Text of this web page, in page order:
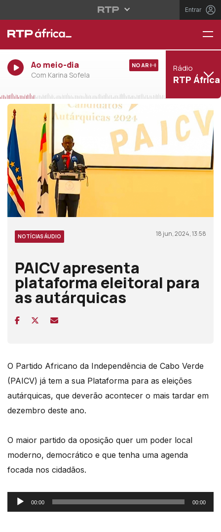
Entrar
Ao meio-dia
Com Karina Sofela
NO AR Rádio
RTP África
NOTÍCIAS ÁUDIO 18 jun, 2024, 13:58
PAICV apresenta
plataforma eleitoral para
as autárquicas
O Partido Africano da Independência de Cabo Verde
(PAICV) já tem a sua Plataforma para as eleições
autárquicas, que deverão acontecer o mais tardar em
dezembro deste ano.
O maior partido da oposição quer um poder local
moderno, democrático e que tenha uma agenda
focada nos cidadãos.
Reprodutor
de
00:00 00:00